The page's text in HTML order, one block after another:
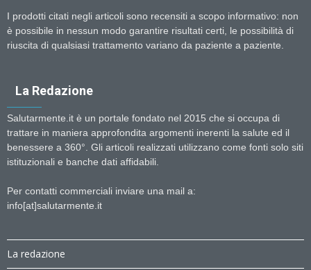
I prodotti citati negli articoli sono recensiti a scopo informativo: non
è possibile in nessun modo garantire risultati certi, le possibilità di
riuscita di qualsiasi trattamento variano da paziente a paziente.
La Redazione
Salutarmente.it è un portale fondato nel 2015 che si occupa di
trattare in maniera approfondita argomenti inerenti la salute ed il
benessere a 360°. Gli articoli realizzati utilizzano come fonti solo siti
istituzionali e banche dati affidabili.
Per contatti commerciali inviare una mail a:
info[at]salutarmente.it
La redazione